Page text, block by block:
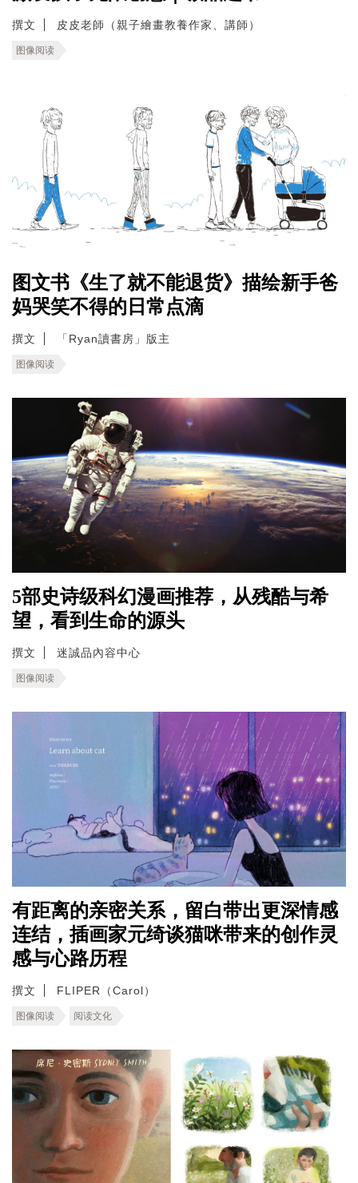
撰文 皮皮老師（親子繪畫教養作家、講師）
图像阅读
图文书《生了就不能退货》描绘新手爸
妈哭笑不得的日常点滴
撰文 「Ryan讀書房」版主
图像阅读
5部史诗级科幻漫画推荐，从残酷与希
望，看到生命的源头
撰文 迷誠品內容中心
图像阅读
有距离的亲密关系，留白带出更深情感
连结，插画家元绮谈猫咪带来的创作灵
感与心路历程
撰文 FLIPER（Carol）
图像阅读 阅读文化